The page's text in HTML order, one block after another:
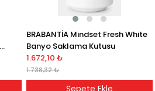
BRABANTİA Mindset Fresh White
Banyo Saklama Kutusu
1.672,10 ₺
1.738,32 ₺
Sepete Ekle